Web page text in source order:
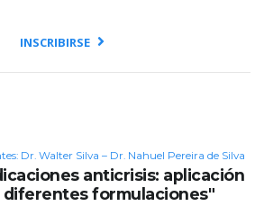
INSCRIBIRSE
Dr. Walter Silva – Dr. Nahuel Pereira de Silva
anticrisis: aplicación
diferentes formulaciones"